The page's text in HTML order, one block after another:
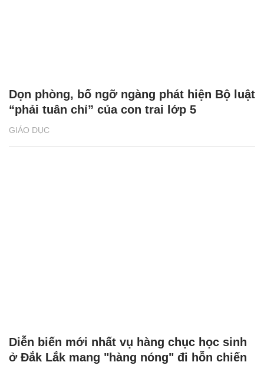
GIÁO DỤC
Dọn phòng, bố ngỡ ngàng phát hiện Bộ luật
“phải tuân chỉ” của con trai lớp 5
Diễn biến mới nhất vụ hàng chục học sinh
ở Đắk Lắk mang "hàng nóng" đi hỗn chiến